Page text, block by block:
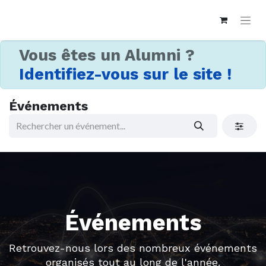
Vous êtes un Alumni ?
Identifiez-vous sur le site !
Événements
Événements
Retrouvez-nous lors des nombreux événements
organisés tout au long de l'année.